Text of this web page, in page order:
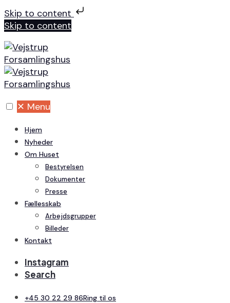
Skip to content
Skip to content
✕ Menu
Hjem
Nyheder
Om Huset
Bestyrelsen
Dokumenter
Presse
Fællesskab
Arbejdsgrupper
Billeder
Kontakt
Instagram
Search
+45 30 22 29 86Ring til os